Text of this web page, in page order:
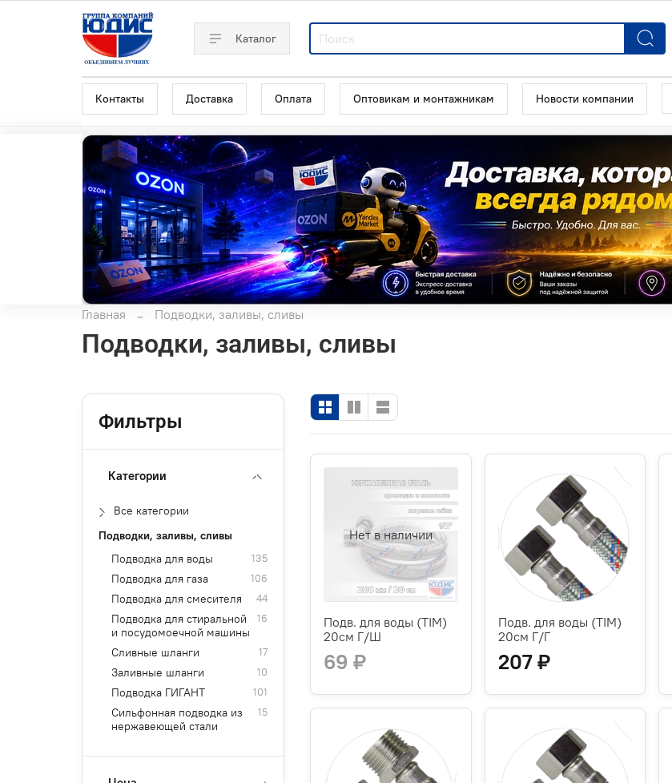
Каталог
Контакты Доставка Оплата Оптовикам и монтажникам Новости компании
Главная Подводки, заливы, сливы
Подводки, заливы, сливы
Нет в наличии
Подв. для воды (TIM)
20см Г/Ш
69 ₽
Подв. для воды (TIM)
20см Г/Г
207 ₽
Фильтры
Категории
Все категории
Подводки, заливы, сливы
Подводка для воды
135
Подводка для газа 106
Подводка для смесителя 44
Подводка для стиральной
и посудомоечной машины
16
Сливные шланги 17
Заливные шланги 10
Подводка ГИГАНТ 101
Сильфонная подводка из
нержавеющей стали
15